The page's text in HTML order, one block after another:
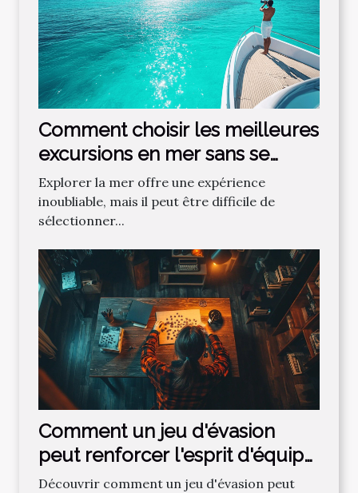
Comment choisir les meilleures
excursions en mer sans se
tromper ?
Explorer la mer offre une expérience
inoubliable, mais il peut être difficile de
sélectionner...
Comment un jeu d'évasion
peut renforcer l'esprit d'équipe
?
Découvrir comment un jeu d'évasion peut